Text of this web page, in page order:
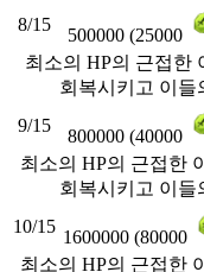
8/15
500000 (25000
최소의 HP의 근접한
회복시키고 이들
9/15
800000 (40000
최소의 HP의 근접한
회복시키고 이들
10/15
1600000 (80000
최소의 HP의 근접한